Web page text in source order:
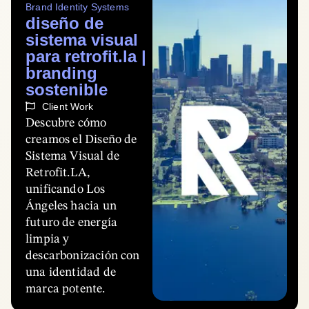
Brand Identity Systems
diseño de
sistema visual
para retrofit.la |
branding
sostenible
Client Work
Descubre cómo
creamos el Diseño de
Sistema Visual de
Retrofit.LA,
unificando Los
Ángeles hacia un
futuro de energía
limpia y
descarbonización con
una identidad de
marca potente.